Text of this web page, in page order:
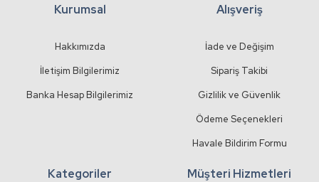
Kurumsal
Hakkımızda
İletişim Bilgilerimiz
Banka Hesap Bilgilerimiz
Alışveriş
İade ve Değişim
Sipariş Takibi
Gizlilik ve Güvenlik
Ödeme Seçenekleri
Havale Bildirim Formu
Kategoriler Müşteri Hizmetleri